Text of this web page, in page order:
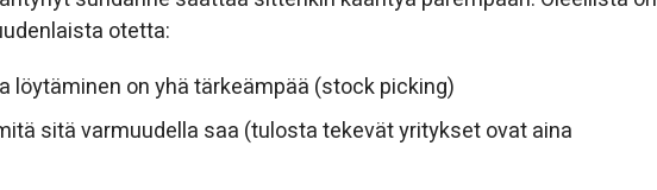
otetta:
on yhä tärkeämpää (stock picking)
sitä varmuudella saa (tulosta tekevät yritykset ovat aina